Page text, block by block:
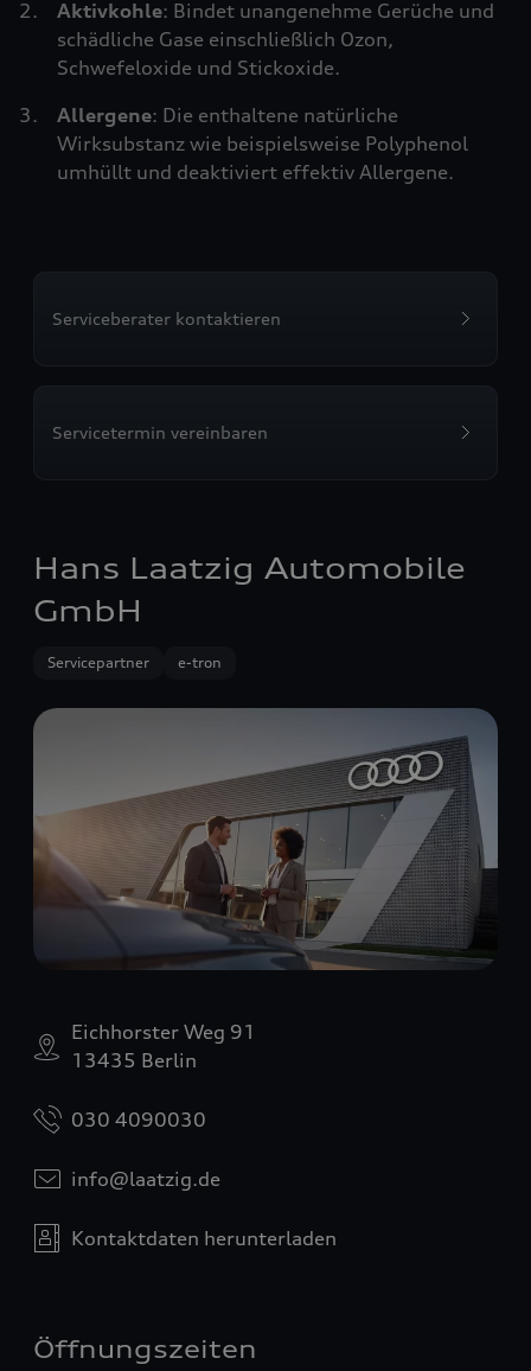
Aktivkohle: Bindet unangenehme Gerüche und
schädliche Gase einschließlich Ozon,
Schwefeloxide und Stickoxide.
Allergene: Die enthaltene natürliche
Wirksubstanz wie beispielsweise Polyphenol
umhüllt und deaktiviert effektiv Allergene.
Serviceberater kontaktieren
Servicetermin vereinbaren
Hans Laatzig Automobile
GmbH
Servicepartner e-tron
Eichhorster Weg 91
13435 Berlin
030 4090030
info@laatzig.de
Kontaktdaten herunterladen
Öffnungszeiten